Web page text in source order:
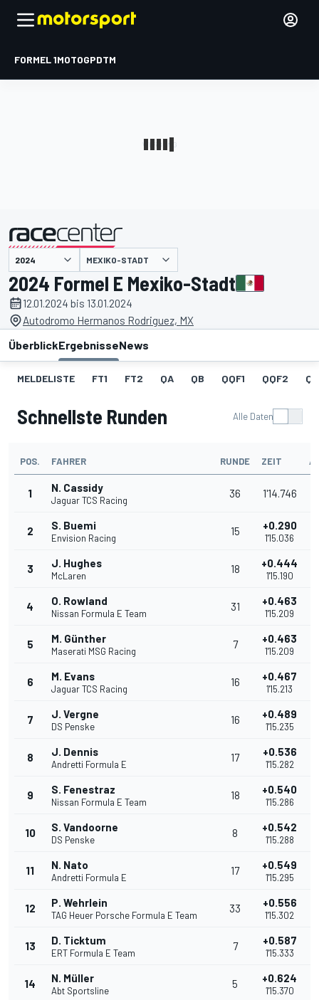
FORMEL 1MOTOGPDTM
MEXIKO-STADT
2024 Formel E Mexiko-Stadt
12.01.2024 bis 13.01.2024
Autodromo Hermanos Rodriguez, MX
ÜberblickErgebnisseNews
MELDELISTE FT1 FT2 QA QB QQF1 QQF2
Schnellste Runden Alle Daten
POS. FAHRER RUNDE ZEIT
1 N. Cassidy
Jaguar TCS Racing
36 1'14.746
2 S. Buemi
Envision Racing
15 +0.290
1'15.036
3 J. Hughes
McLaren
18 +0.444
1'15.190
4 O. Rowland
Nissan Formula E Team
31 +0.463
1'15.209
5 M. Günther
Maserati MSG Racing
7 +0.463
1'15.209
6 M. Evans
Jaguar TCS Racing
16 +0.467
1'15.213
7 J. Vergne
DS Penske
16 +0.489
1'15.235
8 J. Dennis
Andretti Formula E
17 +0.536
1'15.282
9 S. Fenestraz
Nissan Formula E Team
18 +0.540
1'15.286
10 S. Vandoorne
DS Penske
8 +0.542
1'15.288
11 N. Nato
Andretti Formula E
17 +0.549
1'15.295
12 P. Wehrlein
TAG Heuer Porsche Formula E Team
33 +0.556
1'15.302
13 D. Ticktum
ERT Formula E Team
7 +0.587
1'15.333
14 N. Müller
Abt Sportsline
5 +0.624
1'15.370